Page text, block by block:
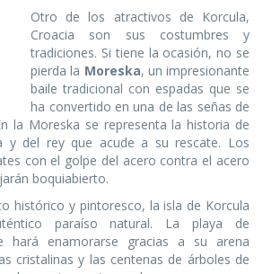
Otro de los atractivos de Korcula,
Croacia son sus costumbres y
tradiciones. Si tiene la ocasión, no se
pierda la Moreska, un impresionante
baile tradicional con espadas que se
ha convertido en una de las señas de
la Moreska se representa la historia de
y del rey que acude a su rescate. Los
con el golpe del acero contra el acero
boquiabierto.
histórico y pintoresco, la isla de Korcula
paraíso natural. La playa de
hará enamorarse gracias a su arena
cristalinas y las centenas de árboles de